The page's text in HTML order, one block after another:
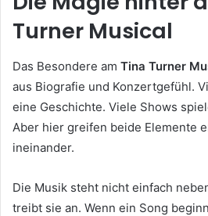
Turner Musical
Das Besondere am Tina Turner
aus Biografie und Konzertgefühl.
eine Geschichte. Viele Shows
Aber hier greifen beide Elemente
ineinander.
Die Musik steht nicht einfach
treibt sie an. Wenn ein Song